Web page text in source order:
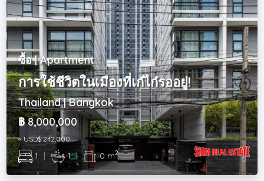
ซื้อ | Apartment
การใช้ชีวิตในเมืองที่เก๋ไก๋รออยู่!
Thailand | Bangkok
฿ 8,000,000
~ USD$ 242,000
1 | 1 | 0 m2